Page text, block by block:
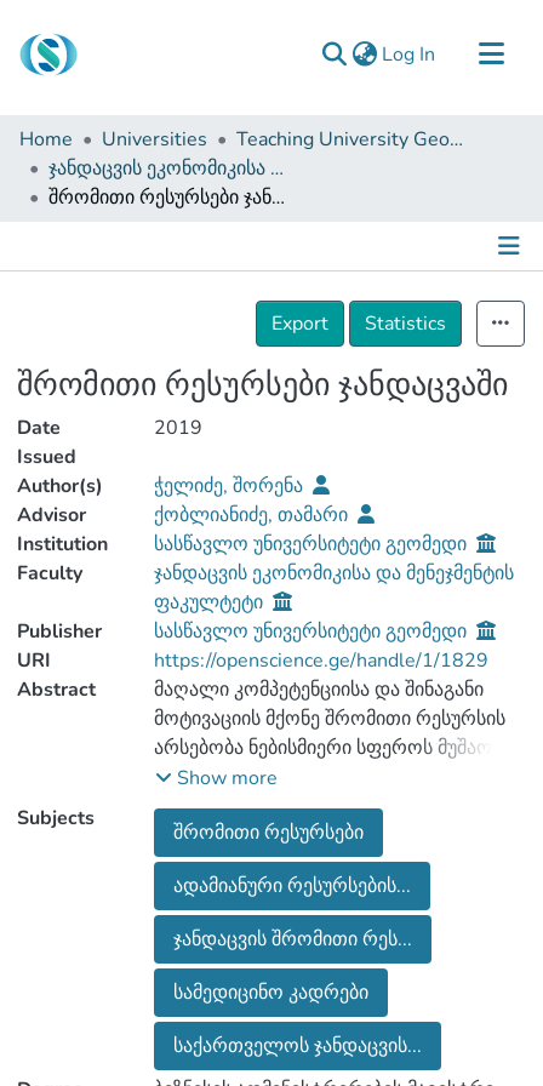
Log In (current)
Communities & Collections
Browse
Documentation
Home Universities
Teaching University Geomedi
ჯანდაცვის ეკონომიკისა და მენეჯმენტის ფაკულტეტი (სამაგისტრო ნაშრომები)
შრომითი რესურსები ჯანდაცვაში
Details
Export
Statistics
შრომითი რესურსები ჯანდაცვაში
Date
Issued
2019
Author(s)
ჭელიძე, შორენა
Advisor
ქობლიანიძე, თამარი
Institution
სასწავლო უნივერსიტეტი გეომედი
Faculty
ჯანდაცვის ეკონომიკისა და მენეჯმენტის
ფაკულტეტი
Publisher
სასწავლო უნივერსიტეტი გეომედი
URI
https://openscience.ge/handle/1/1829
Abstract
მაღალი კომპეტენციისა და შინაგანი
მოტივაციის მქონე შრომითი რესურსის
არსებობა ნებისმიერი სფეროს მუშაობის
აუცილებელი წინაპირობაა, რათა
ეფექტიანად იქნას შესრულებული
შესაბამისი სამუშაო და მივიღოთ
სათანადო შედეგი. ჯანდაცვა კი,
უპიროპოდ, უპირველესია, სადაც
შრომითი რესურსის
მაღალკვალიფიციურობა და
დაუზარელი შრომა განსაზღვრავს ამ
სფეროს მუშაობის ხარისხს.
საქართველოს ჯანდაცვის სისტემაში
მიმდინარე ეკონომიკური რეფორმების
Show more
Subjects
შრომითი რესურსები
ადამიანური რესურსების...
ჯანდაცვის შრომითი რეს...
სამედიცინო კადრები
საქართველოს ჯანდაცვის...